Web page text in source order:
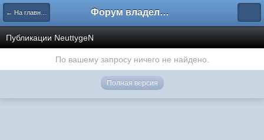
← На главную Форум владельцев интернет-магазинов
Публикации NeuttygeN
По вашему запросу ничего не найдено.
Полная версия